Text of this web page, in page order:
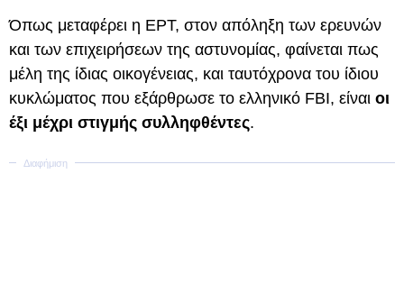
Όπως μεταφέρει η ΕΡΤ, στον απόληξη των ερευνών
και των επιχειρήσεων της αστυνομίας, φαίνεται πως
μέλη της ίδιας οικογένειας, και ταυτόχρονα του ίδιου
κυκλώματος που εξάρθρωσε το ελληνικό FBI, είναι οι
έξι μέχρι στιγμής συλληφθέντες.